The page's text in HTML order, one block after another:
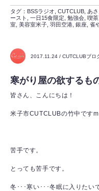
タグ： BSSラジオ CUTCLUB あ
ースト
一日15食限定 勉強会 喫
室 美容室米子 羽田空港 銀座 雀
2017.11.24 / CUTCLUBブロ
寒がり屋の欲するも
皆さん、こんにちは！
米子市CUTCLUBの竹中です
苦手です。
とっても苦手です。
冬･･･寒い･･･冬眠に入りたい